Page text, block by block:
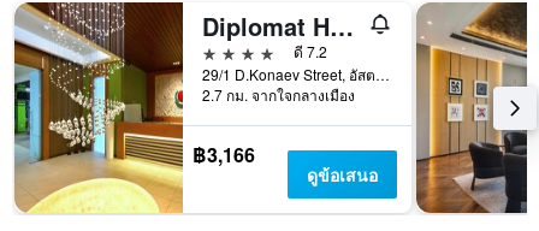
มี
แกน
Y
แกน
แแส
ดง
ราคา
เฉลี่ย
ของ
Diplomat Hotel & Business Center
4 ดาว
ดี 7.2
29/1 D.Konaev Street, อัสตานา, คาซัคสถาน
2.7 กม. จากใจกลางเมือง
฿3,166
ดูข้อเสนอ